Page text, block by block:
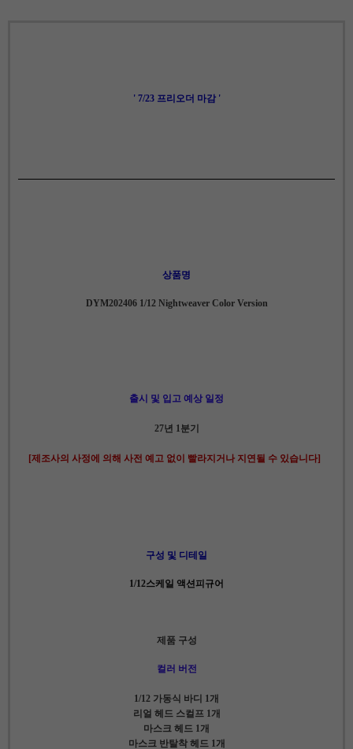
' 7/23 프리오더 마감 '
상품명
DYM202406 1/12 Nightweaver Color Version
출시 및 입고 예상 일정
27년 1분기
[제조사의 사정에 의해 사전 예고 없이 빨라지거나 지연될 수 있습니다]
구성 및 디테일
1/12스케일 액션피규어
제품 구성
컬러 버전
1/12 가동식 바디 1개
리얼 헤드 스컬프 1개
마스크 헤드 1개
마스크 반탈착 헤드 1개